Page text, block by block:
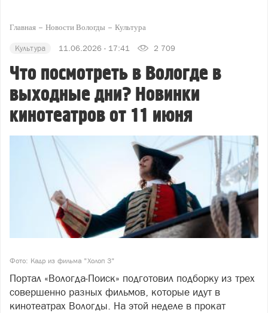
Главная Новости Вологды Культура
Культура 11.06.2026 - 17:41 2 709
Что посмотреть в Вологде в
выходные дни? Новинки
кинотеатров от 11 июня
Фото: Кадр из фильма "Холоп 3"
Портал «Вологда‑Поиск» подготовил подборку из трех
совершенно разных фильмов, которые идут в
кинотеатрах Вологды. На этой неделе в прокат